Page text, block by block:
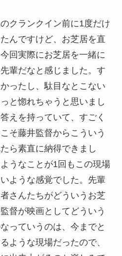
クランクイン前に1度だけ
んですけど、お芝居を直
回実際にお芝居を一緒に
輩だなと感じました。す
ったし、駄目なとこない
と惚れちゃうと思いまし
えを持っていて、すごく
そ藤井監督からこういう
ら素直に納得できまし
うなことが1回もこの現場
ような感覚でした。先輩
さんたちがどういうお芝
督が映画としてどういう
っていうのは、今までと
ような現場だったので、